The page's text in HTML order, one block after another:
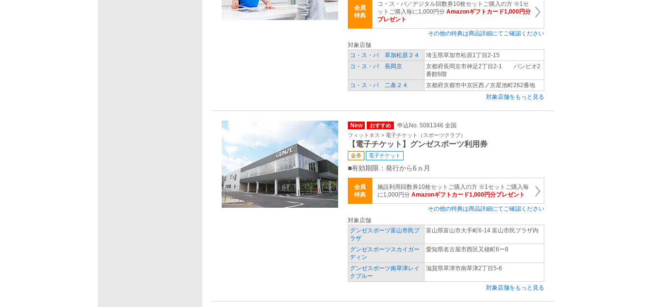
会員
特典
コ・ス・パ／デジタル回数券10枚セットご購入の方 ※1セ
ットご購入毎に1,000円分 Amazonギフトカード1,000円分
プレゼント
その他の特典は商品詳細にてご確認ください
対象店舗
コ・ス・パ 草加松原２４
埼玉県草加市松原1丁目2-15
コ・ス・パ 長岡京
京都府長岡京市神足2丁目2-1 バンビオ2
番館6階
コ・ス・パ 二条２４
京都府京都市中京区西ノ京星池町262番地
対象店舗をもっと見る
New おすすめ 申込No. 5081346 全国
フィットネス > 電子チケット（スポーツクラブ）
【電子チケット】グンゼスポーツ利用券
金券 電子チケット
■有効期限：発行から6ヵ月
会員
特典
施設利用回数券10枚セットご購入の方 ※1セットご購入毎
に1,000円分 Amazonギフトカード1,000円分プレゼント
その他の特典は商品詳細にてご確認ください
対象店舗
グンゼスポーツ富山市民プ
ラザ
富山県富山市大手町6-14 富山市民プラザ内
グンゼスポーツスカイガー
ディン
愛知県名古屋市西区又穂町6ー8
グンゼスポーツ南草津レイ
クブルー
滋賀県草津市南草津2丁目5-6
対象店舗をもっと見る